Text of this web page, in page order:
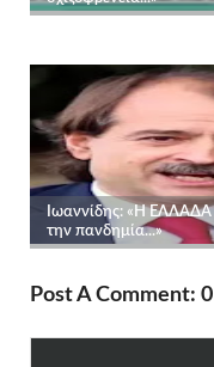
Post A Comment: 0